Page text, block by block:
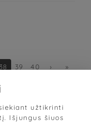
38 39 40 › »
užtikrinti
Išjungus šiuos
· Slapukai